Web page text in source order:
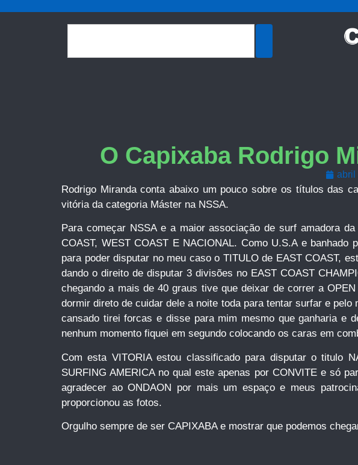
O Capixaba Rodrigo
abril
Rodrigo Miranda conta abaixo um pouco sobre os títulos das
vitória da categoria Máster na NSSA.
Para começar NSSA e a maior associação de surf amadora
COAST, WEST COAST E NACIONAL. Como U.S.A e
para poder disputar no meu caso o TITULO de EAST COAST,
dando o direito de disputar 3 divisões no EAST COAST
chegando a mais de 40 graus tive que deixar de correr a
dormir direto de cuidar dele a noite toda para tentar surfar e
cansado tirei forcas e disse para mim mesmo que ganharia e
nenhum momento fiquei em segundo colocando os caras em
Com esta VITORIA estou classificado para disputar o titulo
SURFING AMERICA no qual este apenas por CONVITE e só
agradecer ao ONDAON por mais um espaço e meus
proporcionou as fotos.
Orgulho sempre de ser CAPIXABA e mostrar que podemos